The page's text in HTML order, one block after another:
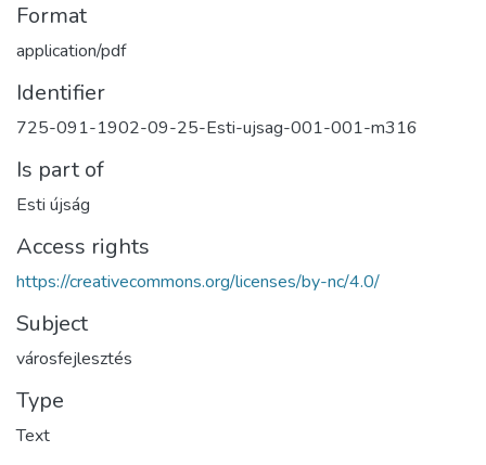
Format
application/pdf
Identifier
725-091-1902-09-25-Esti-ujsag-001-001-m316
Is part of
Esti újság
Access rights
https://creativecommons.org/licenses/by-nc/4.0/
Subject
városfejlesztés
Type
Text